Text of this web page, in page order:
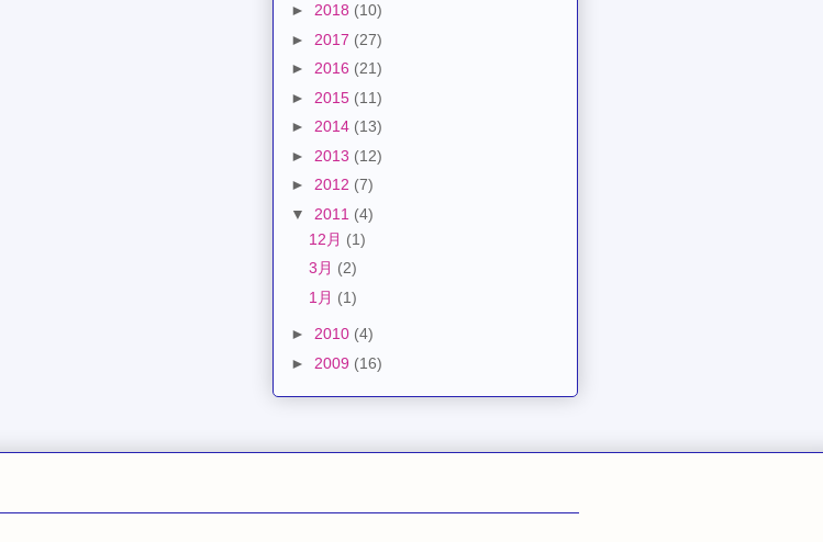
► 2018 (10)
► 2017 (27)
► 2016 (21)
► 2015 (11)
► 2014 (13)
► 2013 (12)
► 2012 (7)
▼ 2011 (4)
12月 (1)
3月 (2)
1月 (1)
► 2010 (4)
► 2009 (16)